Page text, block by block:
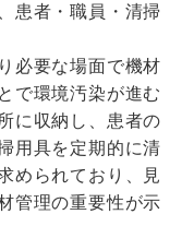
患者・職員・清掃
必要な場面で機材
で環境汚染が進む
に収納し、患者の
用具を定期的に清
められており、見
管理の重要性が示